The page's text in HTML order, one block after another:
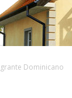
Dominicano